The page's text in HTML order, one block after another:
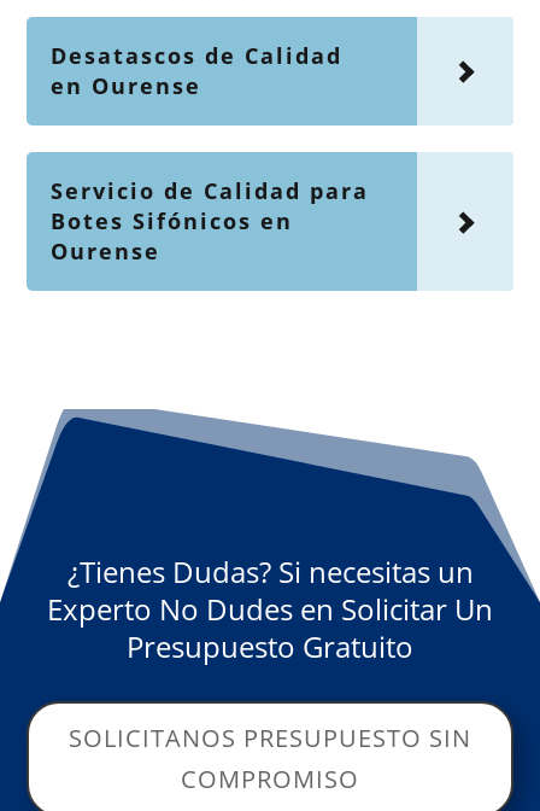
Desatascos de Calidad
en Ourense
Servicio de Calidad para
Botes Sifónicos en
Ourense
¿Tienes Dudas? Si necesitas un
Experto No Dudes en Solicitar Un
Presupuesto Gratuito
SOLICITANOS PRESUPUESTO SIN
COMPROMISO